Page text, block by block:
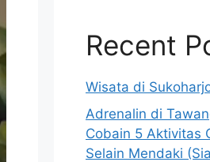
Recent
Wisata di
Adrenalin di
Cobain 5 Aktivitas
Selain Mendaki